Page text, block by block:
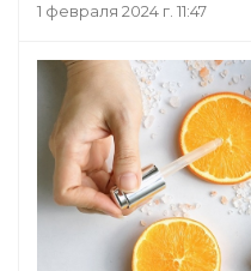
1 февраля 2024 г. 11:47